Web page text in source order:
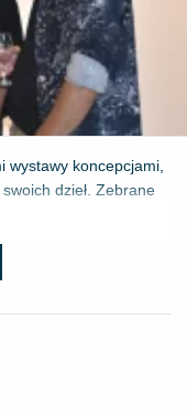
wystawy koncepcjami,
dzieł. Zebrane